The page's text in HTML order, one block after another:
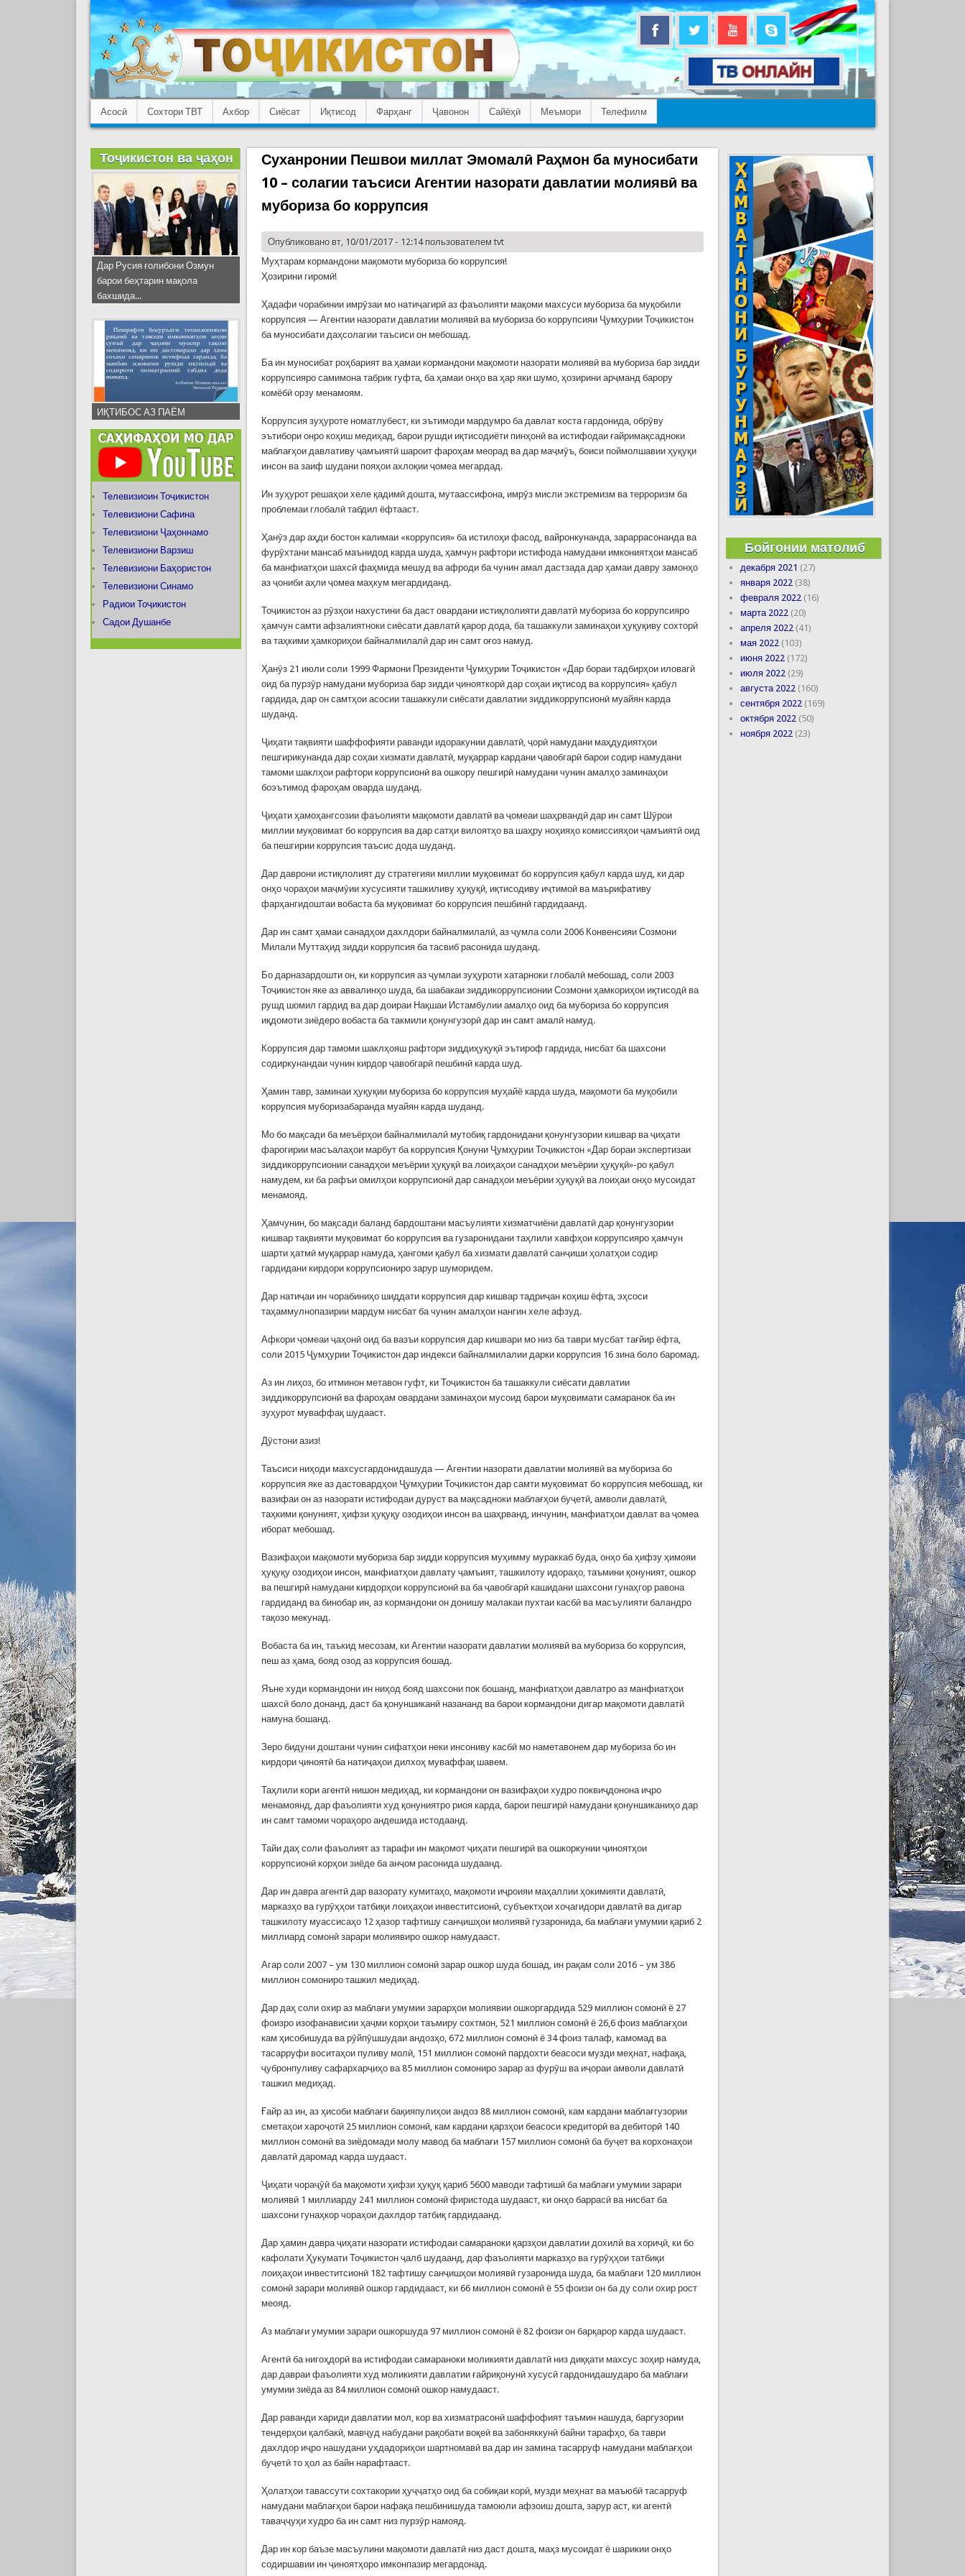
Асосӣ Сохтори ТВТ Ахбор Сиёсат Иқтисод Фарҳанг Ҷавонон Сайёҳӣ Меъмори Телефилм
Суханронии Пешвои миллат Эмомалӣ Раҳмон ба муносибати
10 – солагии таъсиси Агентии назорати давлатии молиявӣ ва
мубориза бо коррупсия
Опубликовано вт, 10/01/2017 - 12:14 пользователемtvt
Муҳтарам кормандони мақомоти мубориза бо коррупсия!
Ҳозирини гиромӣ!
Ҳадафи чорабинии имрӯзаи мо натиҷагирӣ аз фаъолияти мақоми махсуси мубориза ба муқобили
коррупсия — Агентии назорати давлатии молиявӣ ва мубориза бо коррупсияи Ҷумҳурии Тоҷикистон
ба муносибати даҳсолагии таъсиси он мебошад.
Ба ин муносибат роҳбарият ва ҳамаи кормандони мақомоти назорати молиявӣ ва мубориза бар зидди
коррупсияро самимона табрик гуфта, ба ҳамаи онҳо ва ҳар яки шумо, ҳозирини арҷманд барору
комёбӣ орзу менамоям.
Коррупсия зуҳуроте номатлубест, ки эътимоди мардумро ба давлат коста гардонида, обрӯву
эътибори онро коҳиш медиҳад, барои рушди иқтисодиёти пинҳонӣ ва истифодаи ғайримақсадноки
маблағҳои давлативу ҷамъиятӣ шароит фароҳам меорад ва дар маҷмӯъ, боиси поймолшавии ҳуқуқи
инсон ва заиф шудани пояҳои ахлоқии ҷомеа мегардад.
Ин зуҳурот решаҳои хеле қадимӣ дошта, мутаассифона, имрӯз мисли экстремизм ва терроризм ба
проблемаи глобалӣ табдил ёфтааст.
Ҳанӯз дар аҳди бостон калимаи «коррупсия» ба истилоҳи фасод, вайронкунанда, зараррасонанда ва
фурӯхтани мансаб маънидод карда шуда, ҳамчун рафтори истифода намудани имкониятҳои мансаб
ба манфиатҳои шахсӣ фаҳмида мешуд ва афроди ба чунин амал дастзада дар ҳамаи давру замонҳо
аз ҷониби аҳли ҷомеа маҳкум мегардиданд.
Тоҷикистон аз рӯзҳои нахустини ба даст овардани истиқлолияти давлатӣ мубориза бо коррупсияро
ҳамчун самти афзалиятноки сиёсати давлатӣ қарор дода, ба ташаккули заминаҳои ҳуқуқиву сохторӣ
ва таҳкими ҳамкориҳои байналмилалӣ дар ин самт оғоз намуд.
Ҳанӯз 21 июли соли 1999 Фармони Президенти Ҷумҳурии Тоҷикистон «Дар бораи тадбирҳои иловагӣ
оид ба пурзӯр намудани мубориза бар зидди ҷинояткорӣ дар соҳаи иқтисод ва коррупсия» қабул
гардида, дар он самтҳои асосии ташаккули сиёсати давлатии зиддикоррупсионӣ муайян карда
шуданд.
Ҷиҳати тақвияти шаффофияти раванди идоракунии давлатӣ, ҷорӣ намудани маҳдудиятҳои
пешгирикунанда дар соҳаи хизмати давлатӣ, муқаррар кардани ҷавобгарӣ барои содир намудани
тамоми шаклҳои рафтори коррупсионӣ ва ошкору пешгирӣ намудани чунин амалҳо заминаҳои
боэътимод фароҳам оварда шуданд.
Ҷиҳати ҳамоҳангсозии фаъолияти мақомоти давлатӣ ва ҷомеаи шаҳрвандӣ дар ин самт Шӯрои
миллии муқовимат бо коррупсия ва дар сатҳи вилоятҳо ва шаҳру ноҳияҳо комиссияҳои ҷамъиятӣ оид
ба пешгирии коррупсия таъсис дода шуданд.
Дар даврони истиқлолият ду стратегияи миллии муқовимат бо коррупсия қабул карда шуд, ки дар
онҳо чораҳои маҷмӯии хусусияти ташкиливу ҳуқуқӣ, иқтисодиву иҷтимоӣ ва маърифативу
фарҳангидоштаи вобаста ба муқовимат бо коррупсия пешбинӣ гардидаанд.
Дар ин самт ҳамаи санадҳои дахлдори байналмилалӣ, аз ҷумла соли 2006 Конвенсияи Созмони
Милали Муттаҳид зидди коррупсия ба тасвиб расонида шуданд.
Бо дарназардошти он, ки коррупсия аз ҷумлаи зуҳуроти хатарноки глобалӣ мебошад, соли 2003
Тоҷикистон яке аз аввалинҳо шуда, ба шабакаи зиддикоррупсионии Созмони ҳамкориҳои иқтисодӣ ва
рушд шомил гардид ва дар доираи Нақшаи Истамбулии амалҳо оид ба мубориза бо коррупсия
иқдомоти зиёдеро вобаста ба такмили қонунгузорӣ дар ин самт амалӣ намуд.
Коррупсия дар тамоми шаклҳояш рафтори зиддиҳуқуқӣ эътироф гардида, нисбат ба шахсони
содиркунандаи чунин кирдор ҷавобгарӣ пешбинӣ карда шуд.
Ҳамин тавр, заминаи ҳуқуқии мубориза бо коррупсия муҳайё карда шуда, мақомоти ба муқобили
коррупсия муборизабаранда муайян карда шуданд.
Мо бо мақсади ба меъёрҳои байналмилалӣ мутобиқ гардонидани қонунгузории кишвар ва ҷиҳати
фарогирии масъалаҳои марбут ба коррупсия Қонуни Ҷумҳурии Тоҷикистон «Дар бораи экспертизаи
зиддикоррупсионии санадҳои меъёрии ҳуқуқӣ ва лоиҳаҳои санадҳои меъёрии ҳуқуқӣ»-ро қабул
намудем, ки ба рафъи омилҳои коррупсионӣ дар санадҳои меъёрии ҳуқуқӣ ва лоиҳаи онҳо мусоидат
менамояд.
Ҳамчунин, бо мақсади баланд бардоштани масъулияти хизматчиёни давлатӣ дар қонунгузории
кишвар тақвияти муқовимат бо коррупсия ва гузаронидани таҳлили хавфҳои коррупсияро ҳамчун
шарти ҳатмӣ муқаррар намуда, ҳангоми қабул ба хизмати давлатӣ санҷиши ҳолатҳои содир
гардидани кирдори коррупсиониро зарур шуморидем.
Дар натиҷаи ин чорабиниҳо шиддати коррупсия дар кишвар тадриҷан коҳиш ёфта, эҳсоси
таҳаммулнопазирии мардум нисбат ба чунин амалҳои нангин хеле афзуд.
Афкори ҷомеаи ҷаҳонӣ оид ба вазъи коррупсия дар кишвари мо низ ба таври мусбат тағйир ёфта,
соли 2015 Ҷумҳурии Тоҷикистон дар индекси байналмилалии дарки коррупсия 16 зина боло баромад.
Аз ин лиҳоз, бо итминон метавон гуфт, ки Тоҷикистон ба ташаккули сиёсати давлатии
зиддикоррупсионӣ ва фароҳам овардани заминаҳои мусоид барои муқовимати самаранок ба ин
зуҳурот муваффақ шудааст.
Дӯстони азиз!
Таъсиси ниҳоди махсусгардонидашуда — Агентии назорати давлатии молиявӣ ва мубориза бо
коррупсия яке аз дастовардҳои Ҷумҳурии Тоҷикистон дар самти муқовимат бо коррупсия мебошад, ки
вазифаи он аз назорати истифодаи дуруст ва мақсадноки маблағҳои буҷетӣ, амволи давлатӣ,
таҳкими қонуният, ҳифзи ҳуқуқу озодиҳои инсон ва шаҳрванд, инчунин, манфиатҳои давлат ва ҷомеа
иборат мебошад.
Вазифаҳои мақомоти мубориза бар зидди коррупсия муҳимму мураккаб буда, онҳо ба ҳифзу ҳимояи
ҳуқуқу озодиҳои инсон, манфиатҳои давлату ҷамъият, ташкилоту идораҳо, таъмини қонуният, ошкор
ва пешгирӣ намудани кирдорҳои коррупсионӣ ва ба ҷавобгарӣ кашидани шахсони гунаҳгор равона
гардиданд ва бинобар ин, аз кормандони он донишу малакаи пухтаи касбӣ ва масъулияти баландро
тақозо мекунад.
Вобаста ба ин, таъкид месозам, ки Агентии назорати давлатии молиявӣ ва мубориза бо коррупсия,
пеш аз ҳама, бояд озод аз коррупсия бошад.
Яъне худи кормандони ин ниҳод бояд шахсони пок бошанд, манфиатҳои давлатро аз манфиатҳои
шахсӣ боло донанд, даст ба қонуншиканӣ назананд ва барои кормандони дигар мақомоти давлатӣ
намуна бошанд.
Зеро бидуни доштани чунин сифатҳои неки инсониву касбӣ мо наметавонем дар мубориза бо ин
кирдори ҷиноятӣ ба натиҷаҳои дилхоҳ муваффақ шавем.
Таҳлили кори агентӣ нишон медиҳад, ки кормандони он вазифаҳои худро поквиҷдонона иҷро
менамоянд, дар фаъолияти худ қонуниятро риоя карда, барои пешгирӣ намудани қонуншиканиҳо дар
ин самт тамоми чораҳоро андешида истодаанд.
Тайи даҳ соли фаъолият аз тарафи ин мақомот ҷиҳати пешгирӣ ва ошкоркунии ҷиноятҳои
коррупсионӣ корҳои зиёде ба анҷом расонида шудаанд.
Дар ин давра агентӣ дар вазорату кумитаҳо, мақомоти иҷроияи маҳаллии ҳокимияти давлатӣ,
марказҳо ва гурӯҳҳои татбиқи лоиҳаҳои инвеститсионӣ, субъектҳои хоҷагидори давлатӣ ва дигар
ташкилоту муассисаҳо 12 ҳазор тафтишу санҷишҳои молиявӣ гузаронида, ба маблағи умумии қариб 2
миллиард сомонӣ зарари молиявиро ошкор намудааст.
Агар соли 2007 – ум 130 миллион сомонӣ зарар ошкор шуда бошад, ин рақам соли 2016 – ум 386
миллион сомониро ташкил медиҳад.
Дар даҳ соли охир аз маблағи умумии зарарҳои молиявии ошкоргардида 529 миллион сомонӣ ё 27
фоизро изофанависии ҳаҷми корҳои таъмиру сохтмон, 521 миллион сомонӣ ё 26,6 фоиз маблағҳои
кам ҳисобишуда ва рӯйпӯшшудаи андозҳо, 672 миллион сомонӣ ё 34 фоиз талаф, камомад ва
тасарруфи воситаҳои пуливу молӣ, 151 миллион сомонӣ пардохти беасоси музди меҳнат, нафақа,
ҷубронпуливу сафархарҷиҳо ва 85 миллион сомониро зарар аз фурӯш ва иҷораи амволи давлатӣ
ташкил медиҳад.
Ғайр аз ин, аз ҳисоби маблағи бақияпулиҳои андоз 88 миллион сомонӣ, кам кардани маблағгузории
сметаҳои хароҷотӣ 25 миллион сомонӣ, кам кардани қарзҳои беасоси кредиторӣ ва дебиторӣ 140
миллион сомонӣ ва зиёдомади молу мавод ба маблағи 157 миллион сомонӣ ба буҷет ва корхонаҳои
давлатӣ даромад карда шудааст.
Ҷиҳати чораҷӯӣ ба мақомоти ҳифзи ҳуқуқ қариб 5600 маводи тафтишӣ ба маблағи умумии зарари
молиявӣ 1 миллиарду 241 миллион сомонӣ фиристода шудааст, ки онҳо баррасӣ ва нисбат ба
шахсони гунаҳкор чораҳои дахлдор татбиқ гардидаанд.
Дар ҳамин давра ҷиҳати назорати истифодаи самараноки қарзҳои давлатии дохилӣ ва хориҷӣ, ки бо
кафолати Ҳукумати Тоҷикистон ҷалб шудаанд, дар фаъолияти марказҳо ва гурӯҳҳои татбиқи
лоиҳаҳои инвеститсионӣ 182 тафтишу санҷишҳои молиявӣ гузаронида шуда, ба маблағи 120 миллион
сомонӣ зарари молиявӣ ошкор гардидааст, ки 66 миллион сомонӣ ё 55 фоизи он ба ду соли охир рост
меояд.
Аз маблағи умумии зарари ошкоршуда 97 миллион сомонӣ ё 82 фоизи он барқарор карда шудааст.
Агентӣ ба нигоҳдорӣ ва истифодаи самараноки моликияти давлатӣ низ диққати махсус зоҳир намуда,
дар давраи фаъолияти худ моликияти давлатии ғайриқонунӣ хусусӣ гардонидашударо ба маблағи
умумии зиёда аз 84 миллион сомонӣ ошкор намудааст.
Дар раванди хариди давлатии мол, кор ва хизматрасонӣ шаффофият таъмин нашуда, баргузории
тендерҳои қалбакӣ, мавҷуд набудани рақобати воқеӣ ва забоняккунӣ байни тарафҳо, ба таври
дахлдор иҷро нашудани уҳдадориҳои шартномавӣ ва дар ин замина тасарруф намудани маблағҳои
буҷетӣ то ҳол аз байн нарафтааст.
Ҳолатҳои тавассути сохтакории ҳуҷҷатҳо оид ба собиқаи корӣ, музди меҳнат ва маъюбӣ тасарруф
намудани маблағҳои барои нафақа пешбинишуда тамоюли афзоиш дошта, зарур аст, ки агентӣ
таваҷҷуҳи худро ба ин самт низ пурзӯр намояд.
Дар ин кор баъзе масъулини мақомоти давлатӣ низ даст дошта, маҳз мусоидат ё шарикии онҳо
содиршавии ин ҷиноятҳоро имконпазир мегардонад.
Тоҷикистон ва ҷаҳон
Дар Русия ғолибони Озмун
барои беҳтарин мақола
бахшида...
ИҚТИБОС АЗ ПАЁМ
Телевизиоин Тоҷикистон
Телевизиони Сафина
Телевизиони Ҷаҳоннамо
Телевизиони Варзиш
Телевизиони Баҳористон
Телевизиони Синамо
Радиои Тоҷикистон
Садои Душанбе
Бойгонии матолиб
декабря 2021 (27)
января 2022 (38)
февраля 2022 (16)
марта 2022 (20)
апреля 2022 (41)
мая 2022 (103)
июня 2022 (172)
июля 2022 (29)
августа 2022 (160)
сентября 2022 (169)
октября 2022 (50)
ноября 2022 (23)